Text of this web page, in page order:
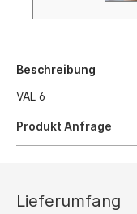
Beschreibung
VAL 6
Produkt Anfrage
Lieferumfang